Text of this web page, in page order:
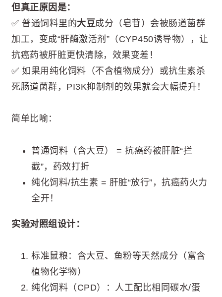
但真正原因是：
✅ 普通饲料里的大豆成分（皂苷）会被肠道菌群
加工，变成“肝酶激活剂”（CYP450诱导物），让
抗癌药被肝脏更快清除，效果变差！
✅ 如果用纯化饲料（不含植物成分）或抗生素杀
死肠道菌群，PI3K抑制剂的效果就会大幅提升！
简单比喻：
普通饲料（含大豆） = 抗癌药被肝脏“拦
截”，药效打折
纯化饲料/抗生素 = 肝脏“放行”，抗癌药火力
全开！
实验对照组设计：
标准鼠粮：含大豆、鱼粉等天然成分（富含
植物化学物）
纯化饲料（CPD）：人工配比相同碳水/蛋